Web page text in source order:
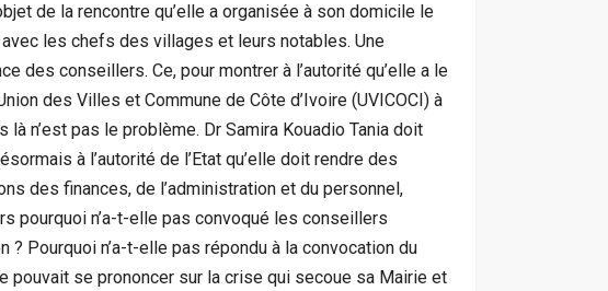
de la rencontre qu’elle a organisée à son domicile le
les chefs des villages et leurs notables. Une
des conseillers. Ce, pour montrer à l’autorité qu’elle a le
des Villes et Commune de Côte d’Ivoire (UVICOCI) à
là n’est pas le problème. Dr Samira Kouadio Tania doit
à l’autorité de l’Etat qu’elle doit rendre des
des finances, de l’administration et du personnel,
pourquoi n’a-t-elle pas convoqué les conseillers
Pourquoi n’a-t-elle pas répondu à la convocation du
pouvait se prononcer sur la crise qui secoue sa Mairie et